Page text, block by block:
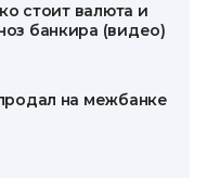
стоит валюта и
банкира (видео)
на межбанке